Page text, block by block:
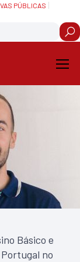
PÚBLICAS
Básico e
no